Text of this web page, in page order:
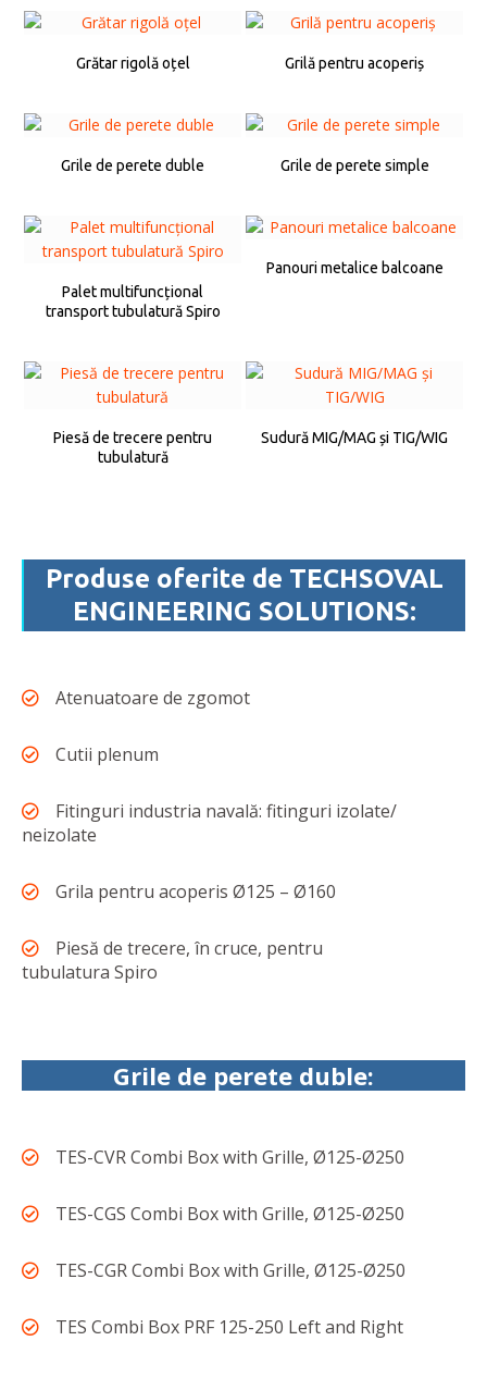
Grătar rigolă oțel Grilă pentru acoperiș
Grile de perete duble Grile de perete simple
Palet multifuncțional
transport tubulatură Spiro
Panouri metalice balcoane
Piesă de trecere pentru
tubulatură
Sudură MIG/MAG și TIG/WIG
Produse oferite de TECHSOVAL
ENGINEERING SOLUTIONS:
Atenuatoare de zgomot
Cutii plenum
Fitinguri industria navală: fitinguri izolate/
neizolate
Grila pentru acoperis Ø125 – Ø160
Piesă de trecere, în cruce, pentru
tubulatura Spiro
Grile de perete duble:
TES-CVR Combi Box with Grille, Ø125-Ø250
TES-CGS Combi Box with Grille, Ø125-Ø250
TES-CGR Combi Box with Grille, Ø125-Ø250
TES Combi Box PRF 125-250 Left and Right